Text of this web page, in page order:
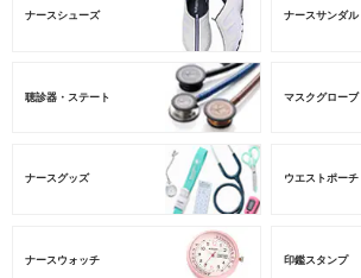
ナースシューズ ナースサンダル
聴診器・ステート マスクグローブ
ナースグッズ ウエストポーチ
ナースウォッチ 印鑑スタンプ